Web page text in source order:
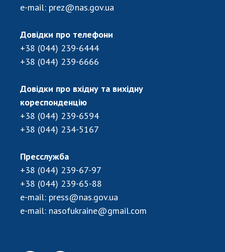
e-mail: prez@nas.gov.ua
Довідки про телефони
+38 (044) 239-6444
+38 (044) 239-6666
Довідки про вхідну та вихідну
кореспонденцію
+38 (044) 239-6594
+38 (044) 234-5167
Пресслужба
+38 (044) 239-67-97
+38 (044) 239-65-88
e-mail: press@nas.gov.ua
e-mail: nasofukraine@gmail.com